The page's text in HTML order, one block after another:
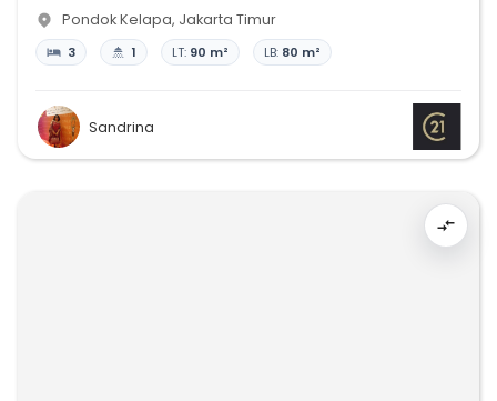
Pondok Kelapa, Jakarta Timur
3 1 LT: 90 m² LB: 80 m²
Sandrina